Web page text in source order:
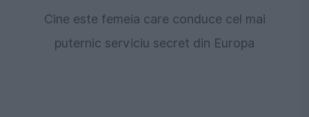
Cine este femeia care conduce cel mai
puternic serviciu secret din Europa